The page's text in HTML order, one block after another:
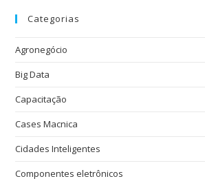
Categorias
Agronegócio
Big Data
Capacitação
Cases Macnica
Cidades Inteligentes
Componentes eletrônicos